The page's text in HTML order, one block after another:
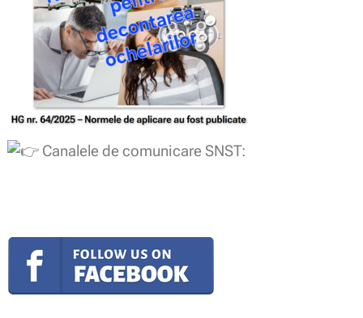
Canalele de comunicare SNST: